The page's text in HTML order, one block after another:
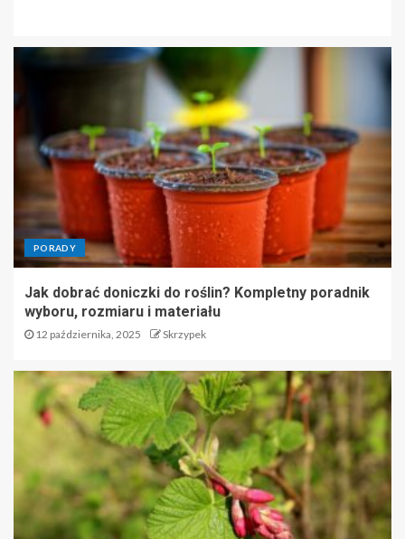
PORADY
Jak dobrać doniczki do roślin? Kompletny poradnik
wyboru, rozmiaru i materiału
12 października, 2025 Skrzypek